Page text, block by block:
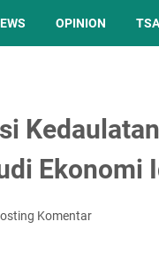
OPINION
Ekonomi
Komentar